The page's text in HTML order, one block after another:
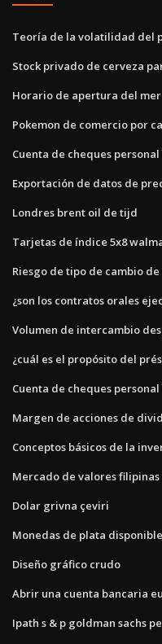
Teoría de la volatilidad del
Stock privado de cerveza
Horario de apertura del
Pokemon de comercio por
Cuenta de cheques
Exportación de datos de
Londres brent oil de tijd
Tarjetas de índice 5x8
Riesgo de tipo de cambio
¿son los contratos orales
Volumen de intercambio
¿cuál es el propósito del
Cuenta de cheques
Margen de acciones de
Conceptos básicos de la
Mercado de valores
Dolar grivna çeviri
Monedas de plata
Diseño gráfico crudo
Abrir una cuenta bancaria
Ipath s & p goldman sachs